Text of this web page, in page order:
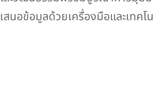
นอข้อมูลด้วยเครื่องมือและเทคโ